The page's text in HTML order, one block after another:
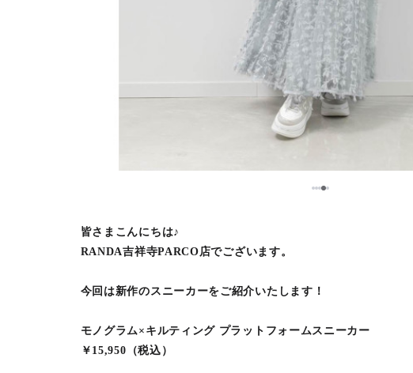
12345
皆さまこんにちは♪
RANDA吉祥寺PARCO店でございます。
今回は新作のスニーカーをご紹介いたします！
モノグラム×キルティング プラットフォームスニーカー
￥15,950（税込）